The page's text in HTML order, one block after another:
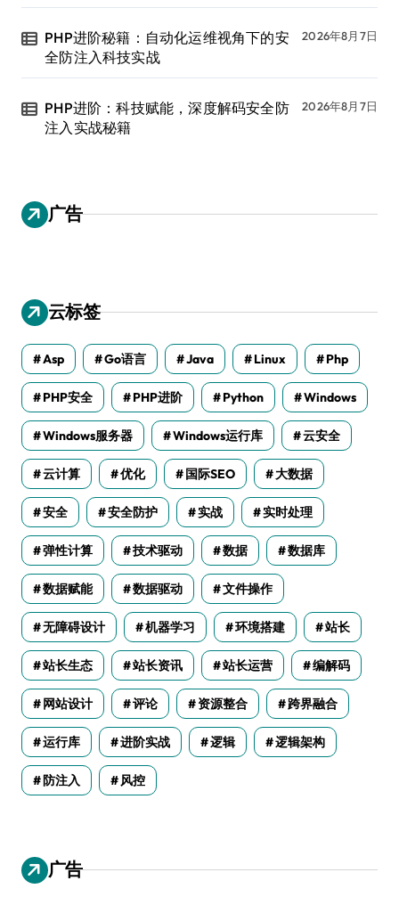
PHP进阶秘籍：自动化运维视角下的安
全防注入科技实战
2026年8月7日
PHP进阶：科技赋能，深度解码安全防
注入实战秘籍
2026年8月7日
广告
云标签
Asp Go语言 Java Linux Php
PHP安全 PHP进阶 Python Windows
Windows服务器 Windows运行库 云安全
云计算 优化 国际SEO 大数据
安全 安全防护 实战 实时处理
弹性计算 技术驱动 数据 数据库
数据赋能 数据驱动 文件操作
无障碍设计 机器学习 环境搭建 站长
站长生态 站长资讯 站长运营 编解码
网站设计 评论 资源整合 跨界融合
运行库 进阶实战 逻辑 逻辑架构
防注入 风控
广告